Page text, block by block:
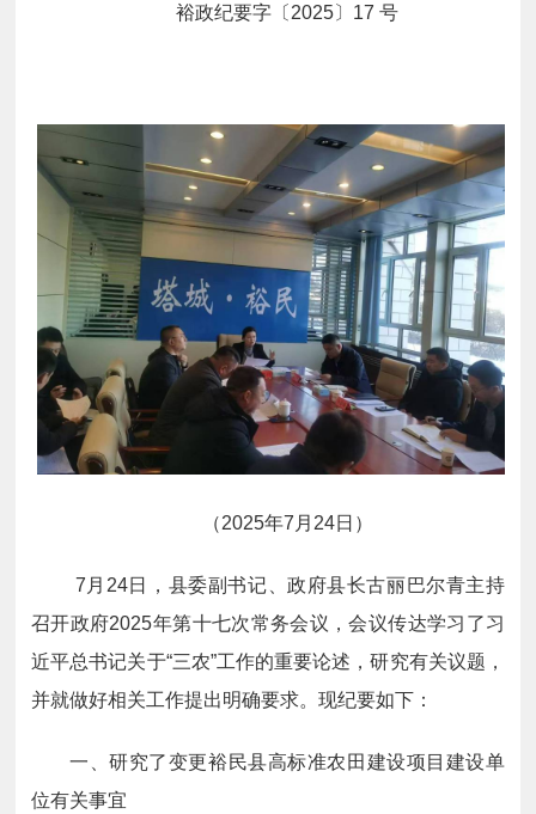
裕政纪要字 〔2025〕17 号
（2025年7月24日）
7月24日，县委副书记、政府县长古丽巴尔青主持
召开政府2025年第十七次常务会议，会议传达学习了习
近平总书记关于“三农”工作的重要论述 ，研究有关议题，
并就做好相关工作提出明确要求。现纪要如下：
一、研究了变更裕民县高标准农田建设项目建设单
位有关事宜